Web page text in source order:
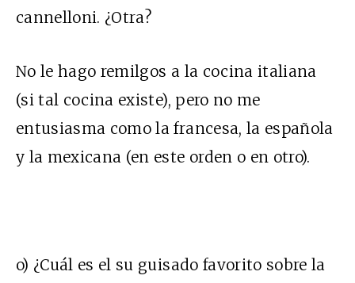
cannelloni. ¿Otra?
No le hago remilgos a la cocina italiana
(si tal cocina existe), pero no me
entusiasma como la francesa, la española
y la mexicana (en este orden o en otro).
o) ¿Cuál es el su guisado favorito sobre la